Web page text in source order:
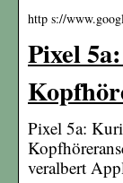
http s://
Pixel
Pixel 5a:
veralbert